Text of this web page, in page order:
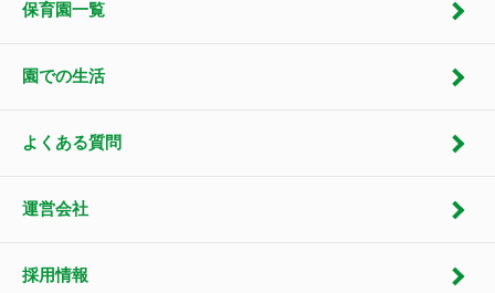
保育園一覧
園での生活
よくある質問
運営会社
採用情報